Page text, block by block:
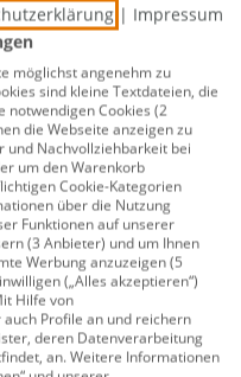
€
€
Bratenthermometer
€
Thermometer 0° C - 500°
| Impressum
möglichst angenehm zu
sind kleine Textdateien, die
notwendigen Cookies (2
die Webseite anzeigen zu
und Nachvollziehbarkeit bei
um den Warenkorb
Cookie-Kategorien
über die Nutzung
Funktionen auf unserer
(3 Anbieter) und um Ihnen
Werbung anzuzeigen (5
(„Alles akzeptieren“)
Hilfe von
Profile an und reichern
deren Datenverarbeitung
an. Weitere Informationen